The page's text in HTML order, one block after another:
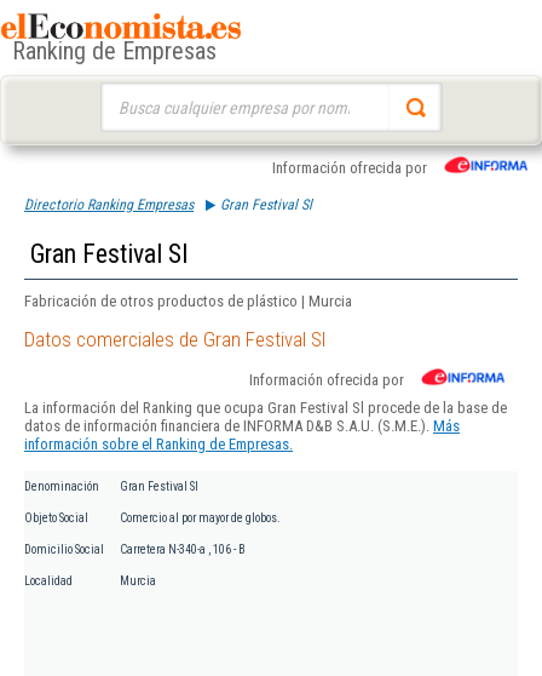
Ranking de Empresas
Información ofrecida por
Directorio Ranking Empresas Gran Festival Sl
Gran Festival Sl
Fabricación de otros productos de plástico | Murcia
Datos comerciales de Gran Festival Sl
Información ofrecida por
La información del Ranking que ocupa Gran Festival Sl procede de la base de
datos de información financiera de INFORMA D&B S.A.U. (S.M.E.). Más
información sobre el Ranking de Empresas.
Denominación Gran Festival Sl
Objeto Social Comercio al por mayor de globos.
Domicilio Social Carretera N-340-a , 106 - B
Localidad Murcia